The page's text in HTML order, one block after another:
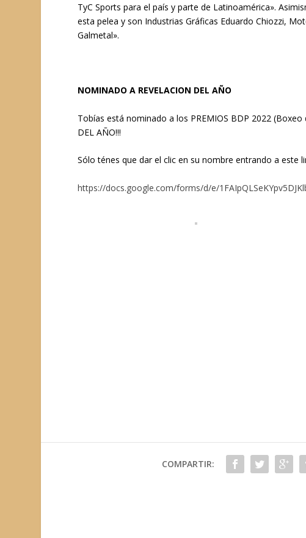
TyC Sports para el país y parte de Latinoamérica».
esta pelea y son Industrias Gráficas Eduardo Chiozzi,
Galmetal».
NOMINADO A REVELACION DEL AÑO
Tobías está nominado a los PREMIOS BDP 2022
DEL AÑO!!!
Sólo ténes que dar el clic en su nombre entrando a este
https://docs.google.com/forms/d/e/
COMPARTIR: